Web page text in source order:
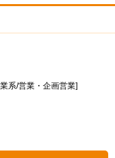
系/営業・企画営業]